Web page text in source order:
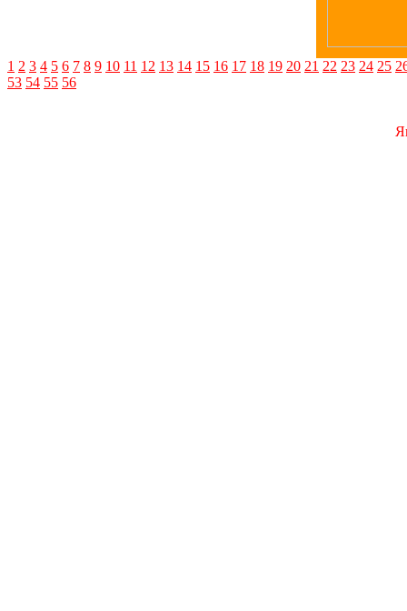
1 2 3 4 5 6 7 8 9 10 11 12 13 14 15 16 17 18 19 20 21 22 23 24 25
53 54 55 56